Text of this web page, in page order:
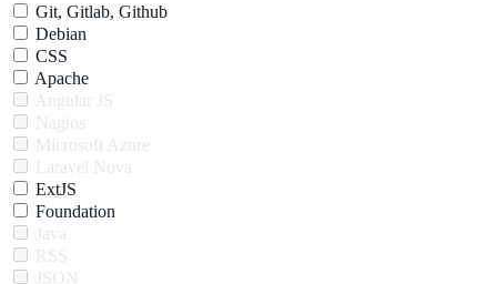
Git, Gitlab, Github
Debian
CSS
Apache
Angular JS
Nagios
Microsoft Azure
Laravel Nova
ExtJS
Foundation
Java
RSS
JSON